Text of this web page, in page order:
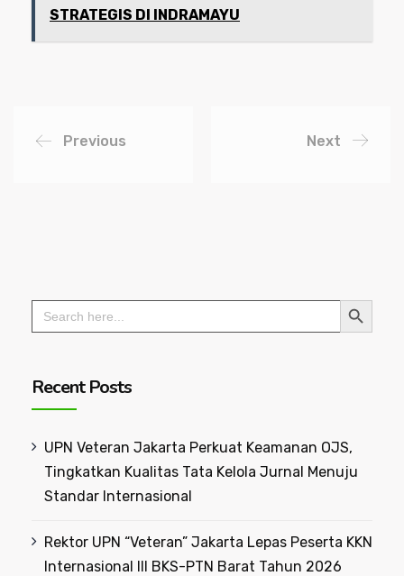
STRATEGIS DI INDRAMAYU
Previous Next
Search
for:
Search Button
Recent Posts
UPN Veteran Jakarta Perkuat Keamanan OJS,
Tingkatkan Kualitas Tata Kelola Jurnal Menuju
Standar Internasional
Rektor UPN “Veteran” Jakarta Lepas Peserta KKN
Internasional III BKS-PTN Barat Tahun 2026